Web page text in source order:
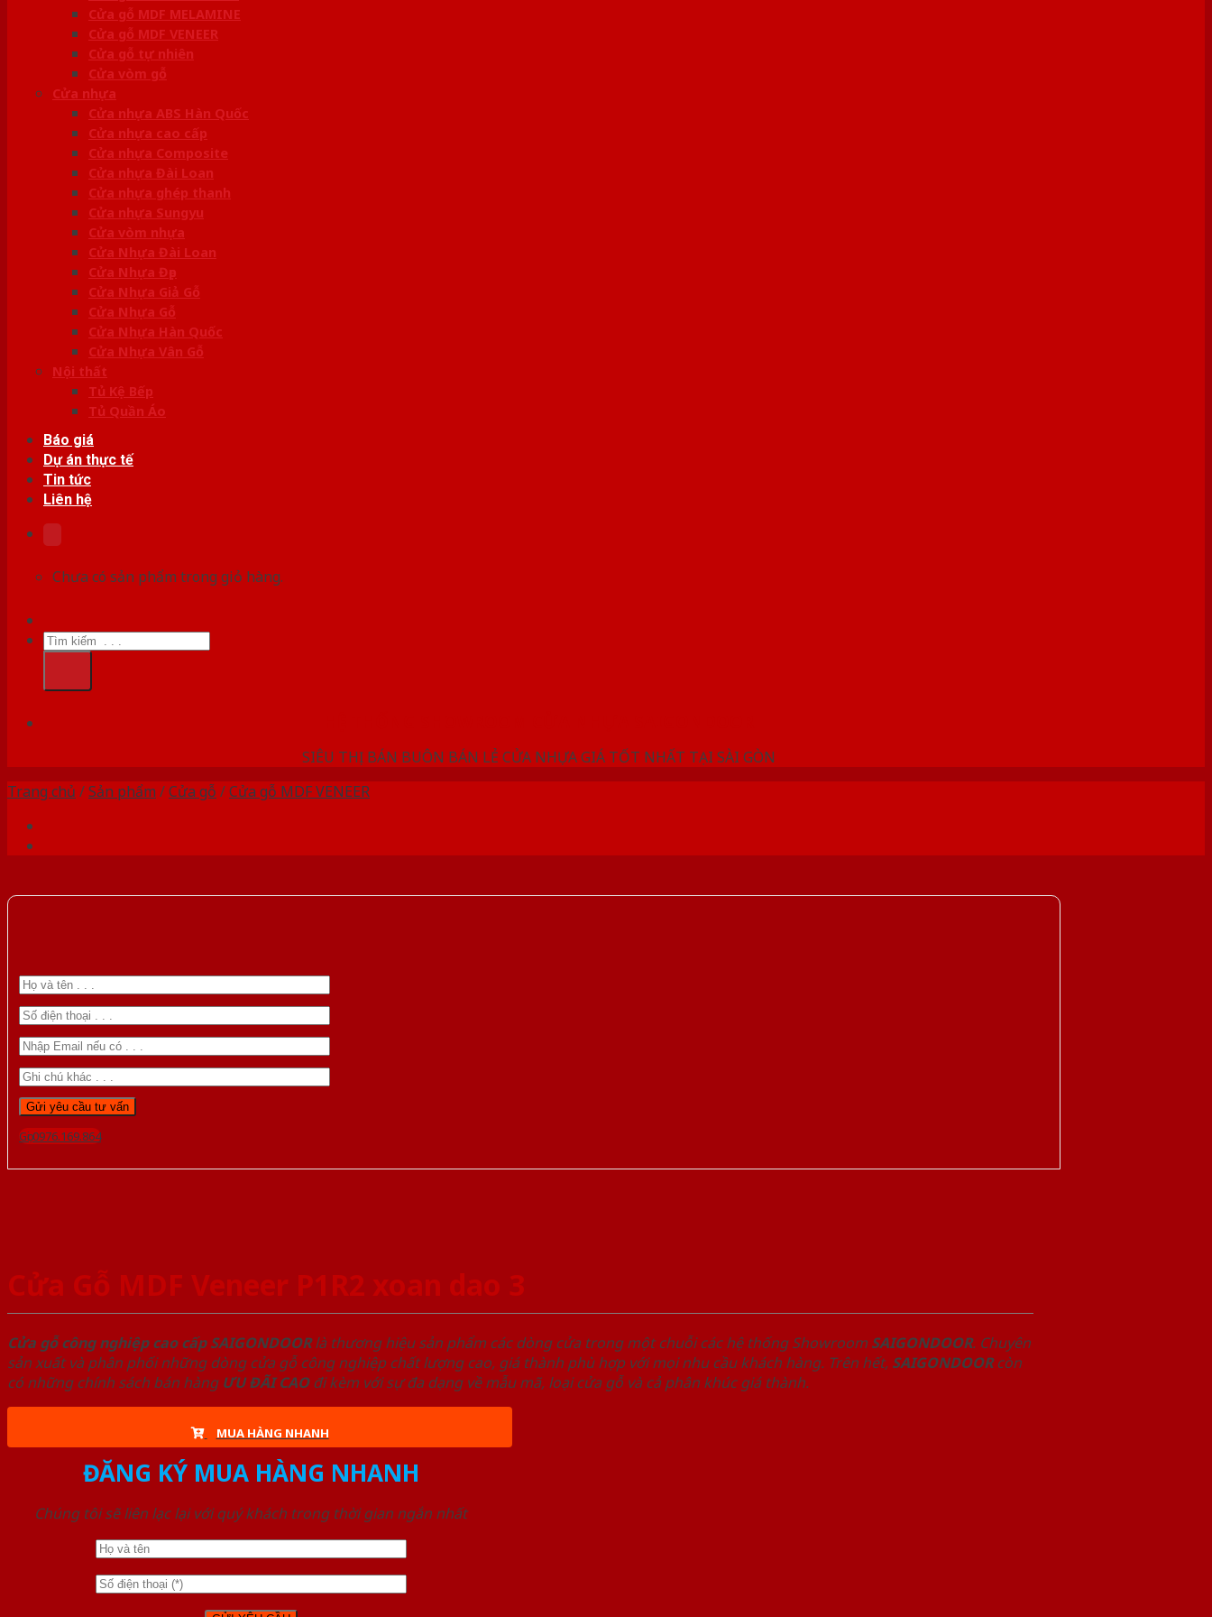
Cửa gỗ MDF MELAMINE
Cửa gỗ MDF VENEER
Cửa gỗ tự nhiên
Cửa vòm gỗ
Cửa nhựa
Cửa nhựa ABS Hàn Quốc
Cửa nhựa cao cấp
Cửa nhựa Composite
Cửa nhựa Đài Loan
Cửa nhựa ghép thanh
Cửa nhựa Sungyu
Cửa vòm nhựa
Cửa Nhựa Đài Loan
Cửa Nhựa Đẹp
Cửa Nhựa Giả Gỗ
Cửa Nhựa Gỗ
Cửa Nhựa Hàn Quốc
Cửa Nhựa Vân Gỗ
Nội thất
Tủ Kệ Bếp
Tủ Quần Áo
Báo giá
Dự án thực tế
Tin tức
Liên hệ
Chưa có sản phẩm trong giỏ hàng.
Tìm
kiếm:
SIÊU THỊ BÁN BUÔN BÁN LẺ CỬA NHỰA GIÁ TỐT NHẤT TẠI SÀI GÒN
Trang chủ /Sản phẩm /Cửa gỗ /Cửa gỗ MDF VENEER
Gọi 0976.169.864
Cửa Gỗ MDF Veneer P1R2 xoan dao 3
Cửa gỗ công nghiệp cao cấp SAIGONDOORlà thương hiệu sản phẩm các dòng cửa trong một chuỗi các hệ thống Showroom SAIGONDOOR. Chuyên
sản xuất và phân phối những dòng cửa gỗ công nghiệp chất lượng cao, giá thành phù hợp với mọi nhu cầu khách hàng. Trên hết, SAIGONDOORcòn
có những chính sách bán hàng ƯU ĐÃI CAOđi kèm với sự đa dạng về mẫu mã, loại cửa gỗ và cả phân khúc giá thành.
MUA HÀNG NHANH
ĐĂNG KÝ MUA HÀNG NHANH
Chúng tôi sẽ liên lạc lại với quý khách trong thời gian ngắn nhất